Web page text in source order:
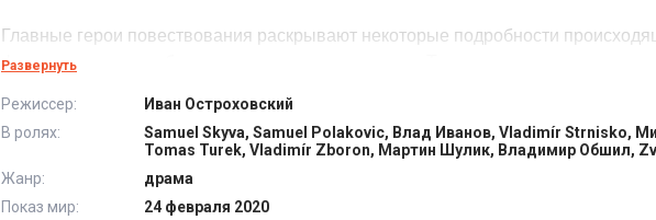
Главные герои повествования раскрывают некоторые подробности
фокусируясь на наиболее неприятных инцидентах. Также можно увидеть
представляют настоящие слуги в понимании духовных лиц, какой смысл
понятие? Можно получить однозначный ответ на сложные вопросы,
Развернуть
Режиссер:
Иван Остроховский
В ролях:
Samuel Skyva, Samuel Polakovic, Влад Иванов, Vladimír Strnisko,
Tomas Turek, Vladimír Zboron, Мартин Шулик, Владимир Обшил,
Жанр:
драма
Показ мир:
24 февраля 2020